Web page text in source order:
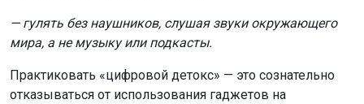
— гулять без наушников, слушая звуки окружающего
мира, а не музыку или подкасты.
Практиковать «цифровой детокс» — это сознательно
отказываться от использования гаджетов на